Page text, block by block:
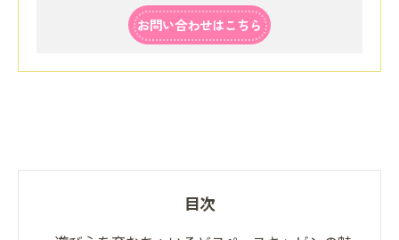
お問い合わせはこちら
目次